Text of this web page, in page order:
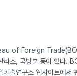
of Foreign
소, 국방부 등이 있다.
술연구소 웹사이트에서